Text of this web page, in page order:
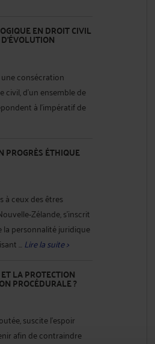
EN DROIT CIVIL
consécration
civil, d’un ensemble de
à l’impératif de
PROGRÈS ÉTHIQUE
à ceux des êtres
Zélande, s’inscrit
la personnalité juridique
...Lire la suite >
LA PROTECTION
PROCÉDURALE ?
suscite l’espoir
afin de contraindre